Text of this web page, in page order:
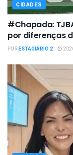
CIDADES
#Chapada:
por diferenças
PORESTAGIÁRIO 2